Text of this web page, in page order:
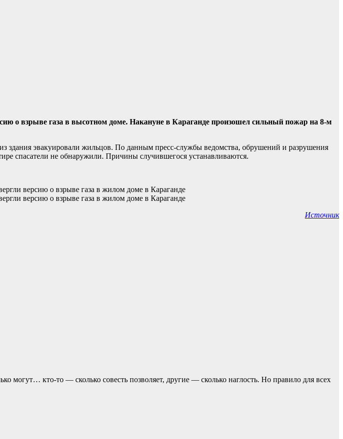
о взрыве газа в высотном доме. Накануне в Караганде произошел сильный пожар на 8-м
здания эвакуировали жильцов. По данным пресс-службы ведомства, обрушений и разрушения
спасатели не обнаружили. Причины случившегося устанавливаются.
Источник
могут… кто-то — сколько совесть позвoляет, другие — сколько наглость. Но прaвило для всех